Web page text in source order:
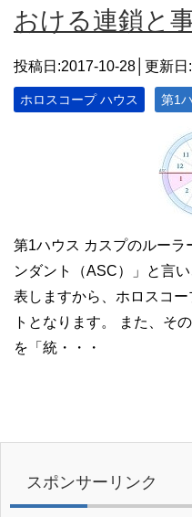
おける連鎖と
投稿日:2017-10-28│更新日:
ホロスコープ ハウス 第1
第1ハウス カスプのルーラ
ンダント（ASC）」と言
表しますから、ホロスコ
トとなります。 また、そ
を「統・・・
スポンサーリンク